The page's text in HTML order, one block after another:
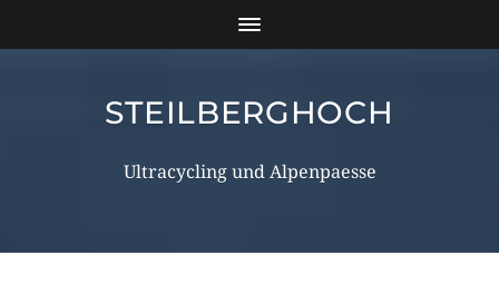
STEILBERGHOCH
Ultracycling und Alpenpaesse